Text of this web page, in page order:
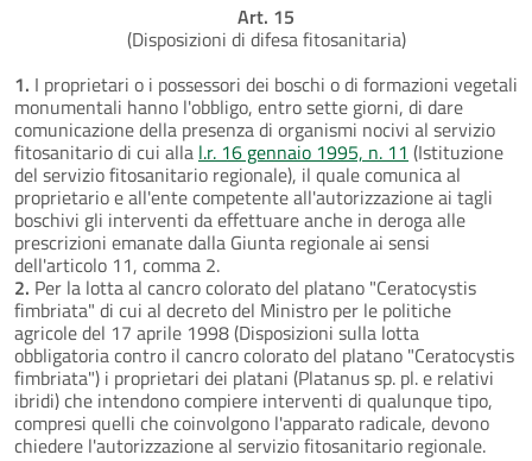
Art. 15
(Disposizioni di difesa fitosanitaria)
1. I proprietari o i possessori dei boschi o di formazioni vegetali
monumentali hanno l'obbligo, entro sette giorni, di dare
comunicazione della presenza di organismi nocivi al servizio
fitosanitario di cui alla l.r. 16 gennaio 1995, n. 11 (Istituzione
del servizio fitosanitario regionale), il quale comunica al
proprietario e all'ente competente all'autorizzazione ai tagli
boschivi gli interventi da effettuare anche in deroga alle
prescrizioni emanate dalla Giunta regionale ai sensi
dell'articolo 11, comma 2.
2. Per la lotta al cancro colorato del platano "Ceratocystis
fimbriata" di cui al decreto del Ministro per le politiche
agricole del 17 aprile 1998 (Disposizioni sulla lotta
obbligatoria contro il cancro colorato del platano "Ceratocystis
fimbriata") i proprietari dei platani (Platanus sp. pl. e relativi
ibridi) che intendono compiere interventi di qualunque tipo,
compresi quelli che coinvolgono l'apparato radicale, devono
chiedere l'autorizzazione al servizio fitosanitario regionale.